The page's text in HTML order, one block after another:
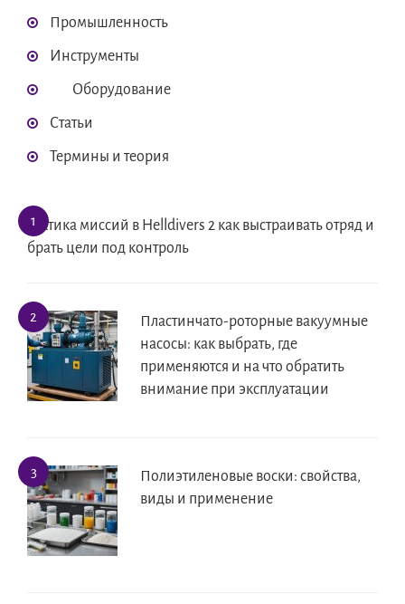
Промышленность
Инструменты
Оборудование
Статьи
Термины и теория
Тактика миссий в Helldivers 2 как выстраивать отряд и
брать цели под контроль
Пластинчато-роторные вакуумные
насосы: как выбрать, где
применяются и на что обратить
внимание при эксплуатации
Полиэтиленовые воски: свойства,
виды и применение